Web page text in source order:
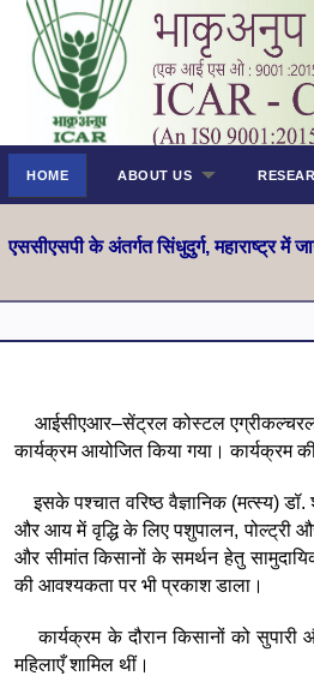
HOME ABOUT US
एससीएसपी के अंतर्गत सिंधुदुर्ग, महाराष्ट्र
आईसीएआर–सेंट्रल कोस्टल एग्रीकल्चरल
कार्यक्रम आयोजित किया गया। कार्यक्रम
इसके पश्चात वरिष्ठ वैज्ञानिक (मत्स्य) डॉ.
और आय में वृद्धि के लिए पशुपालन, पोल्ट्री
और सीमांत किसानों के समर्थन हेतु
की आवश्यकता पर भी प्रकाश डाला।
कार्यक्रम के दौरान किसानों को
महिलाएँ शामिल थीं।